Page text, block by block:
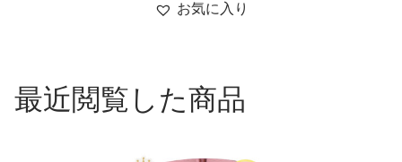
お気に入り
最近閲覧した商品